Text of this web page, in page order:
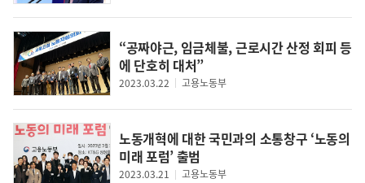
“공짜야근, 임금체불, 근로시간 산정 회피 등
에 단호히 대처”
2023.03.22 고용노동부
노동개혁에 대한 국민과의 소통창구 ‘노동의
미래 포럼’ 출범
2023.03.21 고용노동부